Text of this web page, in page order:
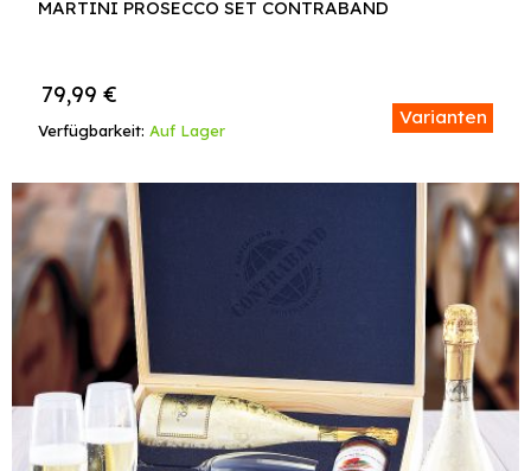
MARTINI PROSECCO SET CONTRABAND
Verfügbarkeit: Auf Lager
Varianten
79,99 €